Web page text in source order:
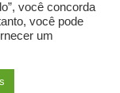
você concorda
você pode
um